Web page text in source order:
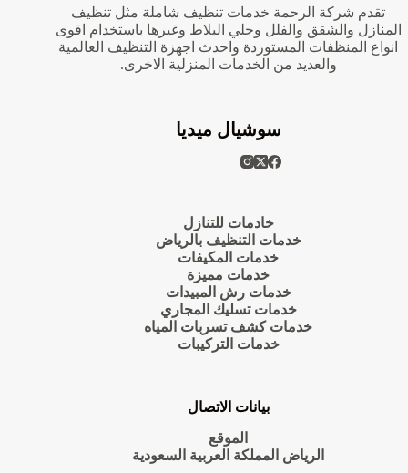
تقدم شركة الرحمة خدمات تنظيف شاملة مثل تنظيف
المنازل والشقق والفلل وجلي البلاط وغيرها باستخدام اقوى
انواع المنظفات المستوردة واحدث اجهزة التنظيف العالمية
والعديد من الخدمات المنزلية الاخرى.
سوشيال ميديا
خادمات للتنازل
خدمات التنظيف بالرياض
خدمات المكيفات
خدمات مميزة
خدمات رش المبيدات
خدمات تسليك المجاري
خدمات كشف تسربات المياه
خدمات التركيبات
بيانات الاتصال
الموقع
الرياض المملكة العربية السعودية